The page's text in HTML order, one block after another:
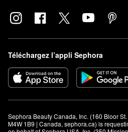
Téléchargez l’appli Sephora
Sephora Beauty Canada, Inc. (160 Bloor
M4W 1B9 | Canada, sephora.ca) is